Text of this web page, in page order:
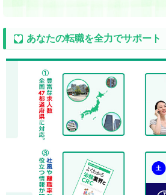
あなたの転職を全力でサポート